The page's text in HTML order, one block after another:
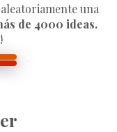
una
de 4000 ideas.